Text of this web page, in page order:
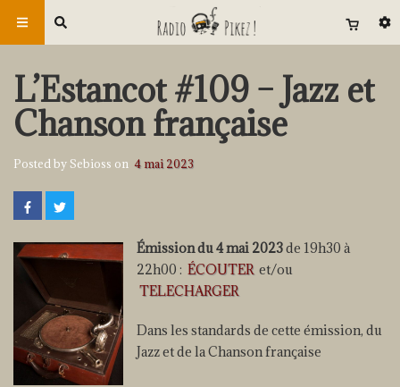
L’Estancot #109 – Jazz et
Chanson française
Posted by Sebioss on 4 mai 2023
Émission du 4 mai 2023de 19h30 à
22h00 : ÉCOUTER et/ou
TELECHARGER
Dans les standards de cette émission, du
Jazz et de la Chanson française